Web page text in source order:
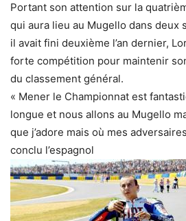
Portant son attention sur la
qui aura lieu au Mugello dans deux
il avait fini deuxième l’an dernier,
forte compétition pour maintenir
du classement général.
« Mener le Championnat est
longue et nous allons au Mugello
que j’adore mais où mes
conclu l’espagnol